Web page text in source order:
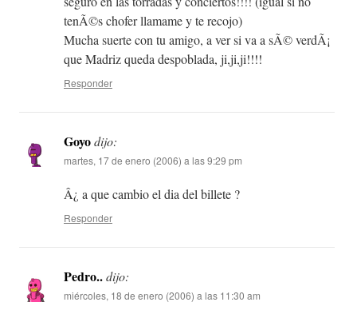
tenÃ©s chofer llamame y te recojo)
Mucha suerte con tu amigo, a ver si va a sÃ© verdÃ¡
que Madriz queda despoblada, ji,ji,ji!!!!
Responder
Goyodijo:
martes, 17 de enero (2006) a las 9:29 pm
Â¿ a que cambio el dia del billete ?
Responder
Pedro..dijo:
miércoles, 18 de enero (2006) a las 11:30 am